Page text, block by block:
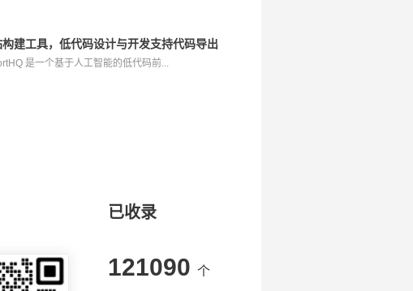
建工具，低代码设计与开发支持代码导出
是一个基于人工智能的低代码前...
已收录
121090 个